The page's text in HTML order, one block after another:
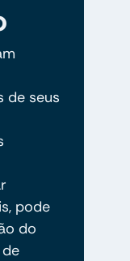
de seus
pode
do